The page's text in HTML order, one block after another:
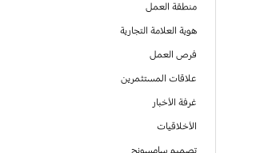
منطقة العمل
هوية العلامة التجارية
فرص العمل
علاقات المستثمرين
غرفة الأخبار
الأخلاقيات